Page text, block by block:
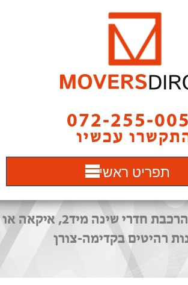
072-255-
עכשיו
תפריט ראשי
פירוק הובלה והרכבת חדרי שינה מיד2, איקאה או
רהיטים בקדימה-צורן